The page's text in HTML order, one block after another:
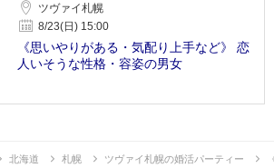
ツヴァイ札幌
8/23(日) 15:00
《思いやりがある・気配り上手など》 恋
人いそうな性格・容姿の男女
北海道 札幌 ツヴァイ札幌の婚活パーティー